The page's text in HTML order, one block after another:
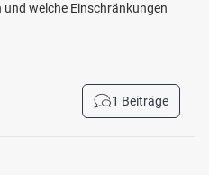
welche Einschränkungen
1 Beiträge